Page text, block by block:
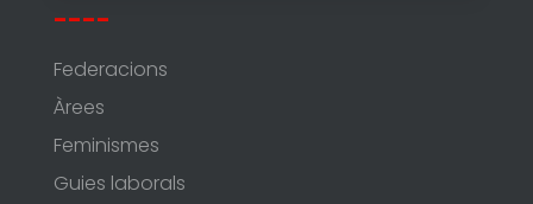
----
Federacions
Àrees
Feminismes
Guies laborals